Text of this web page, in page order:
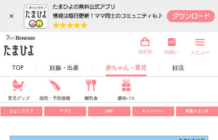
×
TOP 妊娠・出産 赤ちゃん・育児 妊活
SHOP 内祝い メニュー
育児グッズ 病気・予防接種 離乳食 優待パス
ひよこクラブ アプリ SNS キャンペーン 写真スタジオ